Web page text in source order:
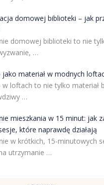
domowej biblioteki – jak
domowej biblioteki to nie
…
jako materiał w modnych
w loftach to nie tylko materiał
…
mieszkania w 15 minut: jak
które naprawdę działają
w krótkich, 15-minutowych
utrzymanie …